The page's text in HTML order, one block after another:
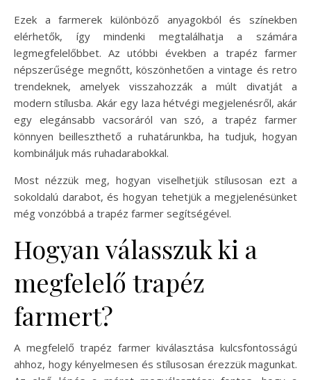
Ezek a farmerek különböző anyagokból és színekben
elérhetők, így mindenki megtalálhatja a számára
legmegfelelőbbet. Az utóbbi években a trapéz farmer
népszerűsége megnőtt, köszönhetően a vintage és retro
trendeknek, amelyek visszahozzák a múlt divatját a
modern stílusba. Akár egy laza hétvégi megjelenésről, akár
egy elegánsabb vacsoráról van szó, a trapéz farmer
könnyen beilleszthető a ruhatárunkba, ha tudjuk, hogyan
kombináljuk más ruhadarabokkal.
Most nézzük meg, hogyan viselhetjük stílusosan ezt a
sokoldalú darabot, és hogyan tehetjük a megjelenésünket
még vonzóbbá a trapéz farmer segítségével.
Hogyan válasszuk ki a
megfelelő trapéz
farmert?
A megfelelő trapéz farmer kiválasztása kulcsfontosságú
ahhoz, hogy kényelmesen és stílusosan érezzük magunkat.